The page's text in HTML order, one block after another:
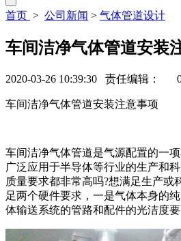
首页 > 公司新闻 > 气体管道设计
车间洁净气体管道安装
2020-03-26 10:39:30 责任编辑：
车间洁净气体管道安装注意事项
车间洁净气体管道是气源配置的一
广泛应用于半导体等行业的生产和
质量要求都非常高吗?想满足生产或
足两个硬件要求，一是气体本身的
体输送系统的管路和配件的光洁度要